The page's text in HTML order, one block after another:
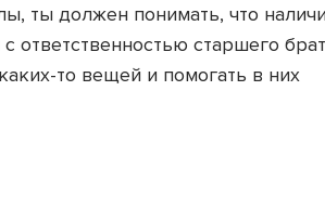
ты должен понимать, что
ответственностью старшего
то вещей и помогать в них